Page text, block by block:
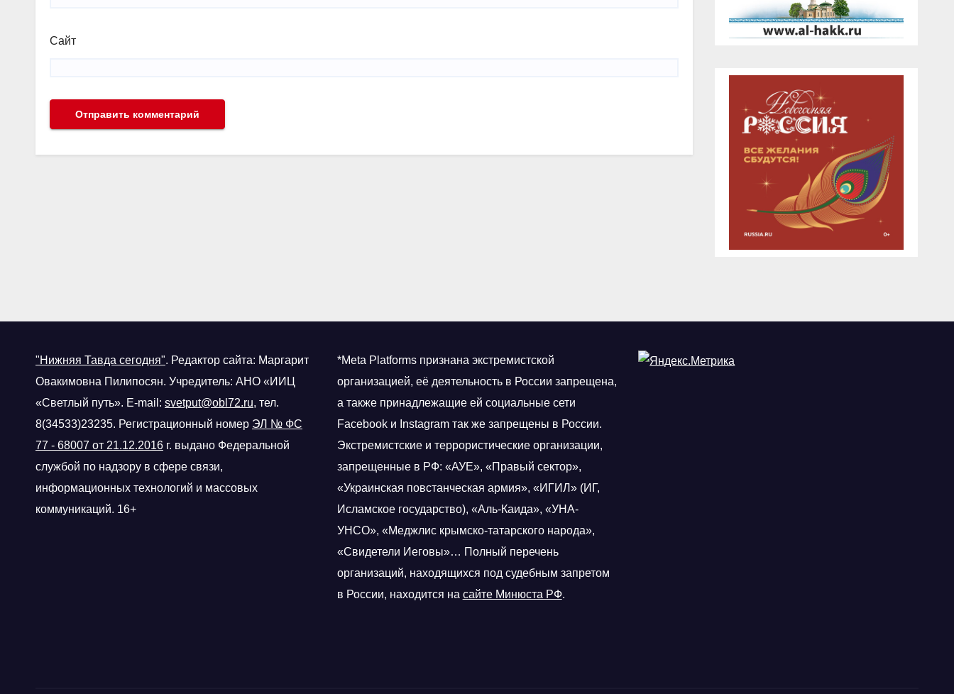
Сайт
"Нижняя Тавда сегодня". Редактор сайта: Маргарит
Овакимовна Пилипосян. Учредитель: АНО «ИИЦ
«Светлый путь». E-mail: svetput@obl72.ru, тел.
8(34533)23235. Регистрационный номер ЭЛ № ФС
77 - 68007 от 21.12.2016 г. выдано Федеральной
службой по надзору в сфере связи,
информационных технологий и массовых
коммуникаций. 16+
*Meta Platforms признана экстремистской
организацией, её деятельность в России запрещена,
а также принадлежащие ей социальные сети
Facebook и Instagram так же запрещены в России.
Экстремистские и террористические организации,
запрещенные в РФ: «АУЕ», «Правый сектор»,
«Украинская повстанческая армия», «ИГИЛ» (ИГ,
Исламское государство), «Аль-Каида», «УНА-
УНСО», «Меджлис крымско-татарского народа»,
«Свидетели Иеговы»… Полный перечень
организаций, находящихся под судебным запретом
в России, находится на сайте Минюста РФ.